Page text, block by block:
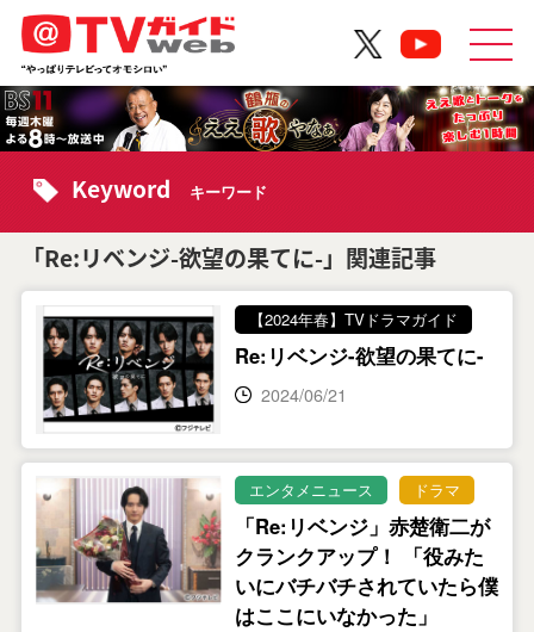
Keyword キーワード
「Re:リベンジ-欲望の果てに-」関連記事
【2024年春】TVドラマガイド
Re:リベンジ-欲望の果てに-
2024/06/21
エンタメニュース ドラマ
「Re:リベンジ」赤楚衛二が
クランクアップ！ 「役みた
いにバチバチされていたら僕
はここにいなかった」